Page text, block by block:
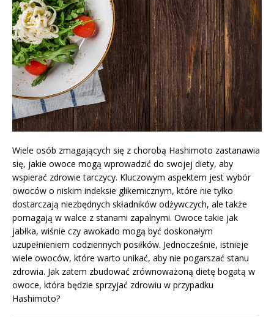
Wiele osób zmagających się z chorobą Hashimoto zastanawia
się, jakie owoce mogą wprowadzić do swojej diety, aby
wspierać zdrowie tarczycy. Kluczowym aspektem jest wybór
owoców o niskim indeksie glikemicznym, które nie tylko
dostarczają niezbędnych składników odżywczych, ale także
pomagają w walce z stanami zapalnymi. Owoce takie jak
jabłka, wiśnie czy awokado mogą być doskonałym
uzupełnieniem codziennych posiłków. Jednocześnie, istnieje
wiele owoców, które warto unikać, aby nie pogarszać stanu
zdrowia. Jak zatem zbudować zrównoważoną dietę bogatą w
owoce, która będzie sprzyjać zdrowiu w przypadku
Hashimoto?